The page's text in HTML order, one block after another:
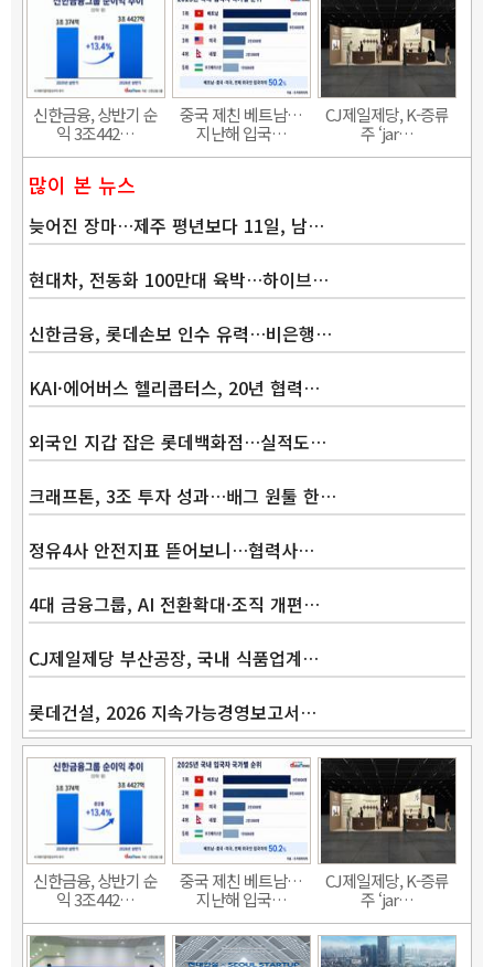
신한금융, 상반기 순
익 3조442…
중국 제친 베트남…
지난해 입국…
CJ제일제당, K-증류
주 ‘jar…
많이 본 뉴스
늦어진 장마…제주 평년보다 11일, 남…
현대차, 전동화 100만대 육박…하이브…
신한금융, 롯데손보 인수 유력…비은행…
KAI·에어버스 헬리콥터스, 20년 협력…
외국인 지갑 잡은 롯데백화점…실적도…
크래프톤, 3조 투자 성과…배그 원툴 한…
정유4사 안전지표 뜯어보니…협력사…
4대 금융그룹, AI 전환확대·조직 개편…
CJ제일제당 부산공장, 국내 식품업계…
롯데건설, 2026 지속가능경영보고서…
신한금융, 상반기 순
익 3조442…
중국 제친 베트남…
지난해 입국…
CJ제일제당, K-증류
주 ‘jar…